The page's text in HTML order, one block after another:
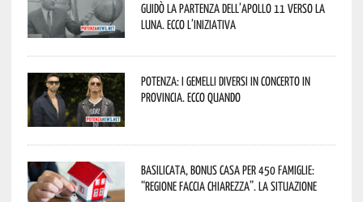
guidò la partenza dell’Apollo 11 verso la
Luna. Ecco l’iniziativa
Potenza: i Gemelli DiVersi in concerto in
provincia. Ecco quando
Basilicata, Bonus casa per 450 famiglie:
“Regione faccia chiarezza”. La situazione